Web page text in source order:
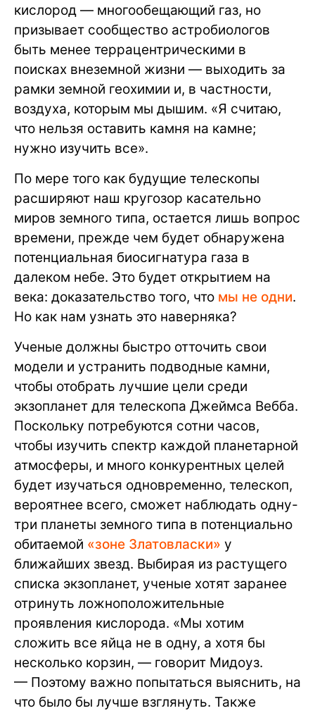
кислород — многообещающий газ, но
призывает сообщество астробиологов
быть менее террацентрическими в
поисках внеземной жизни — выходить за
рамки земной геохимии и, в частности,
воздуха, которым мы дышим. «Я считаю,
что нельзя оставить камня на камне;
нужно изучить все».
По мере того как будущие телескопы
расширяют наш кругозор касательно
миров земного типа, остается лишь вопрос
времени, прежде чем будет обнаружена
потенциальная биосигнатура газа в
далеком небе. Это будет открытием на
века: доказательство того, что мы не одни.
Но как нам узнать это наверняка?
Ученые должны быстро отточить свои
модели и устранить подводные камни,
чтобы отобрать лучшие цели среди
экзопланет для телескопа Джеймса Вебба.
Поскольку потребуются сотни часов,
чтобы изучить спектр каждой планетарной
атмосферы, и много конкурентных целей
будет изучаться одновременно, телескоп,
вероятнее всего, сможет наблюдать одну-
три планеты земного типа в потенциально
обитаемой «зоне Златовласки» у
ближайших звезд. Выбирая из растущего
списка экзопланет, ученые хотят заранее
отринуть ложноположительные
проявления кислорода. «Мы хотим
сложить все яйца не в одну, а хотя бы
несколько корзин, — говорит Мидоуз.
— Поэтому важно попытаться выяснить, на
что было бы лучше взглянуть. Также